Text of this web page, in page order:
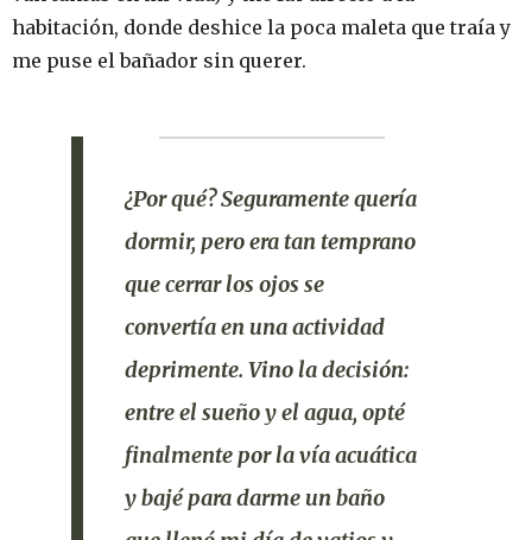
habitación, donde deshice la poca maleta que traía y
me puse el bañador sin querer.
¿Por qué?Seguramente quería
dormir, pero era tan temprano
que cerrar los ojos se
convertía en una actividad
deprimente. Vino la decisión:
entre el sueño y el agua, opté
finalmente por la vía acuática
y bajé para darme un baño